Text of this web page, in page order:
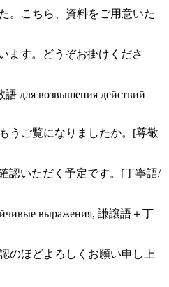
。こちら、資料をご用意いた
ます。どうぞお掛けくださ
語 для возвышения действий
うご覧になりましたか。[尊敬
認いただく予定です。[丁寧語/
выражения, 謙譲語＋丁
のほどよろしくお願い申し上